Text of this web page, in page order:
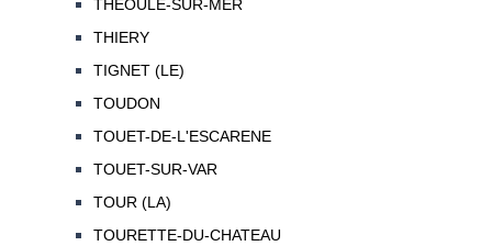
THEOULE-SUR-MER
THIERY
TIGNET (LE)
TOUDON
TOUET-DE-L'ESCARENE
TOUET-SUR-VAR
TOUR (LA)
TOURETTE-DU-CHATEAU